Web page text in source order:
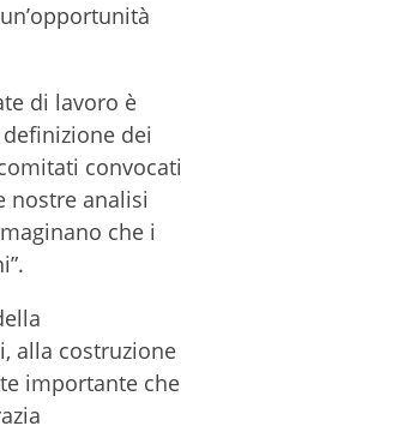
di lavoro è
dei
convocati
nostre analisi
che i
alla costruzione
importante che